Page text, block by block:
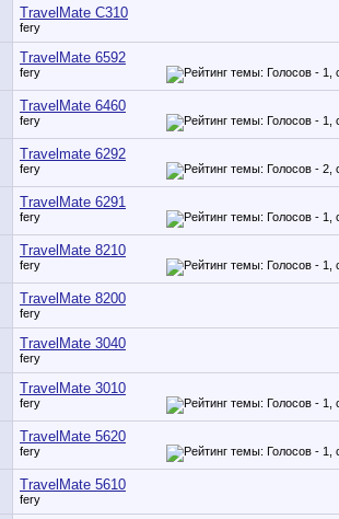
TravelMate C310
fery
TravelMate 6592
fery
TravelMate 6460
fery
Travelmate 6292
fery
TravelMate 6291
fery
TravelMate 8210
fery
TravelMate 8200
fery
TravelMate 3040
fery
TravelMate 3010
fery
TravelMate 5620
fery
TravelMate 5610
fery